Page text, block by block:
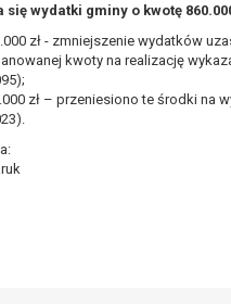
wydatki gminy o kwotę
zł - zmniejszenie wydatków
kwoty na realizację
zł – przeniesiono te środki na